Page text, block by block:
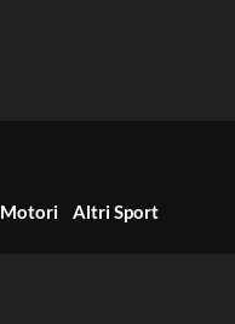
Motori Altri Sport